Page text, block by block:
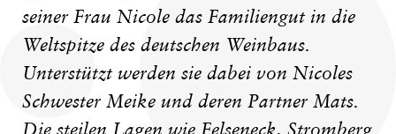
seiner Frau Nicole das Familiengut in die
Weltspitze des deutschen Weinbaus.
Unterstützt werden sie dabei von Nicoles
Schwester Meike und deren Partner Mats.
Die steilen Lagen wie Felseneck, Stromberg